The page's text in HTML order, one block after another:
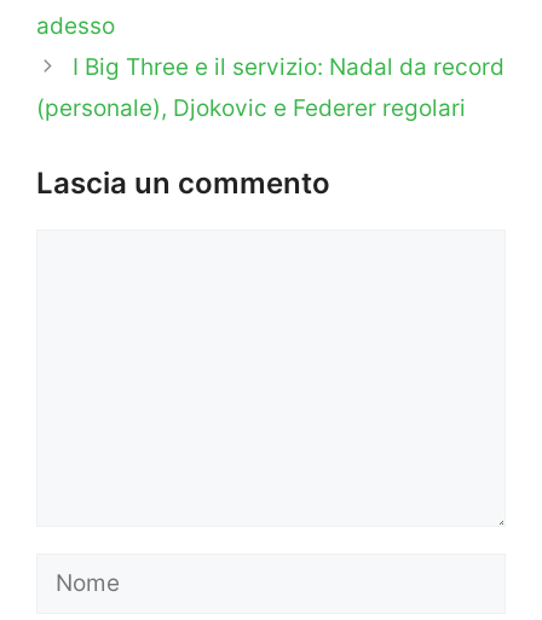
adesso
I Big Three e il servizio: Nadal da record
(personale), Djokovic e Federer regolari
Lascia un commento
Nome